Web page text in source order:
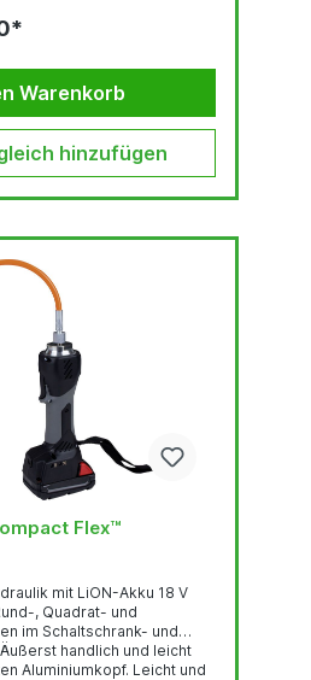
68 x 68 mm 3.0 mm
92 x 92 mm 2.0 mm
mm Edelstahl (F = 600
Warenkorb
hinzufügen
Flex™
mit LiON-Akku 18 V
, Quadrat- und
im Schaltschrank- und
handlich und leicht
Leicht und